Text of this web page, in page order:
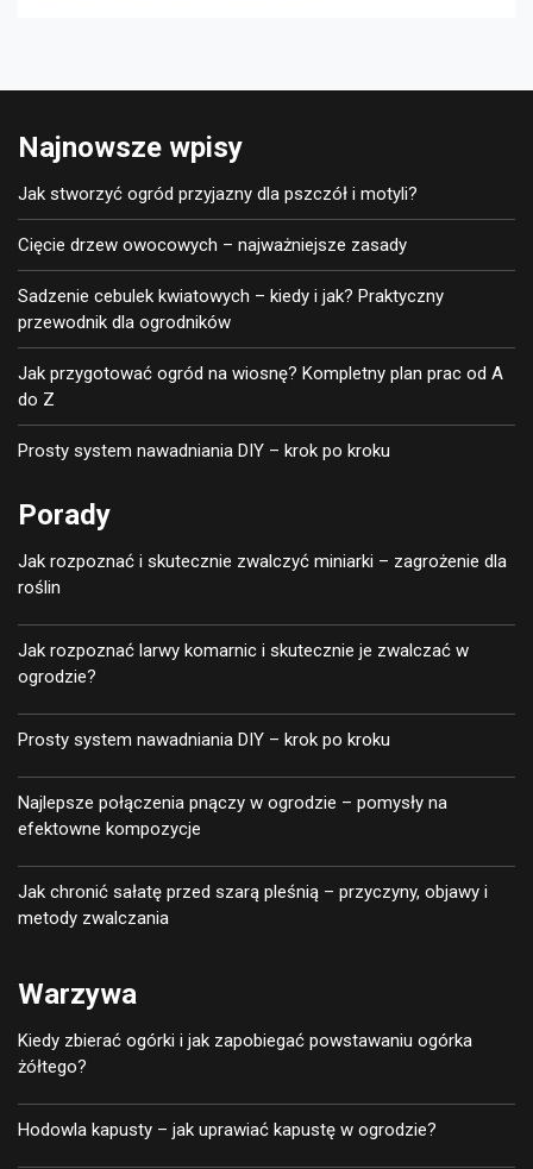
Najnowsze wpisy
Jak stworzyć ogród przyjazny dla pszczół i motyli?
Cięcie drzew owocowych – najważniejsze zasady
Sadzenie cebulek kwiatowych – kiedy i jak? Praktyczny
przewodnik dla ogrodników
Jak przygotować ogród na wiosnę? Kompletny plan prac od A
do Z
Prosty system nawadniania DIY – krok po kroku
Porady
Jak rozpoznać i skutecznie zwalczyć miniarki – zagrożenie dla
roślin
Jak rozpoznać larwy komarnic i skutecznie je zwalczać w
ogrodzie?
Prosty system nawadniania DIY – krok po kroku
Najlepsze połączenia pnączy w ogrodzie – pomysły na
efektowne kompozycje
Jak chronić sałatę przed szarą pleśnią – przyczyny, objawy i
metody zwalczania
Warzywa
Kiedy zbierać ogórki i jak zapobiegać powstawaniu ogórka
żółtego?
Hodowla kapusty – jak uprawiać kapustę w ogrodzie?